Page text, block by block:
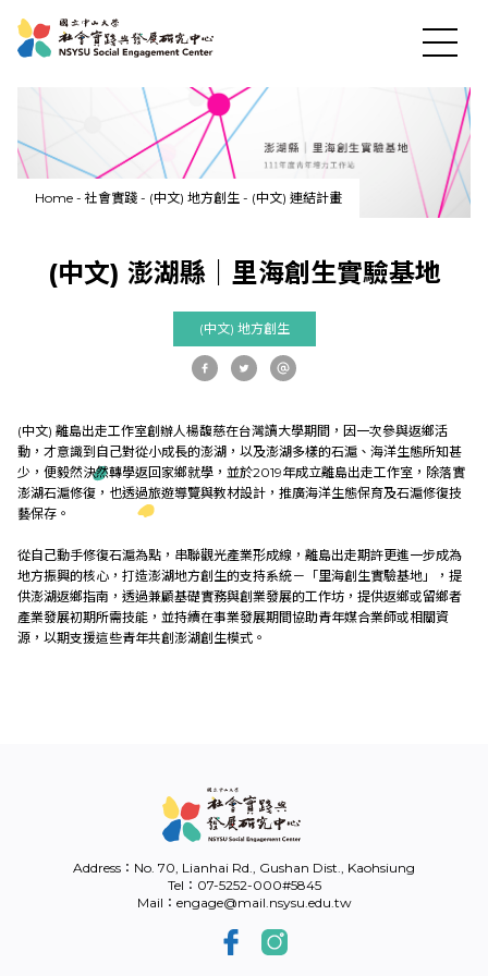
News
Social Practices
Education
Research
中
Home - 社會實踐 - (中文) 地方創生 - (中文) 連結計畫
(中文) 澎湖縣｜里海創生實驗基地
(中文) 地方創生
(中文) 離島出走工作室創辦人楊馥慈在台灣讀大學期間，因一次參與返鄉活
動，才意識到自己對從小成長的澎湖，以及澎湖多樣的石滬、海洋生態所知甚
少，便毅然決然轉學返回家鄉就學，並於2019年成立離島出走工作室，除落實
澎湖石滬修復，也透過旅遊導覽與教材設計，推廣海洋生態保育及石滬修復技
藝保存。
從自己動手修復石滬為點，串聯觀光產業形成線，離島出走期許更進一步成為
地方振興的核心，打造澎湖地方創生的支持系統－「里海創生實驗基地」，提
供澎湖返鄉指南，透過兼顧基礎實務與創業發展的工作坊，提供返鄉或留鄉者
產業發展初期所需技能，並持續在事業發展期間協助青年媒合業師或相關資
源，以期支援這些青年共創澎湖創生模式。
Address：No. 70, Lianhai Rd., Gushan Dist., Kaohsiung
Tel：07-5252-000#5845
Mail：engage@mail.nsysu.edu.tw